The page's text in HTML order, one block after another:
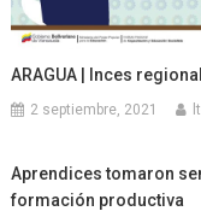
ARAGUA | Inces
2 septiembre, 2021
Aprendices tomaron
formación productiva